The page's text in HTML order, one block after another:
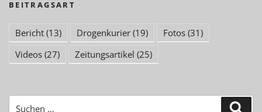
BEITRAGSART
Bericht (13) Drogenkurier (19) Fotos (31)
Videos (27) Zeitungsartikel (25)